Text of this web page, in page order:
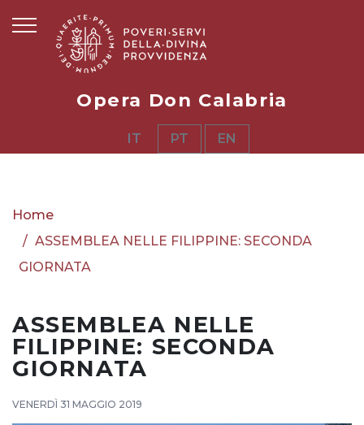
Opera Don Calabria
IT PT EN
Home
ASSEMBLEA NELLE FILIPPINE: SECONDA
GIORNATA
ASSEMBLEA NELLE
FILIPPINE: SECONDA
GIORNATA
VENERDÌ 31 MAGGIO 2019